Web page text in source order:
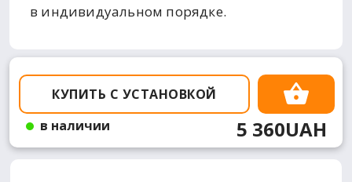
в индивидуальном порядке.
КУПИТЬ С УСТАНОВКОЙ
в наличии
5 360UAH